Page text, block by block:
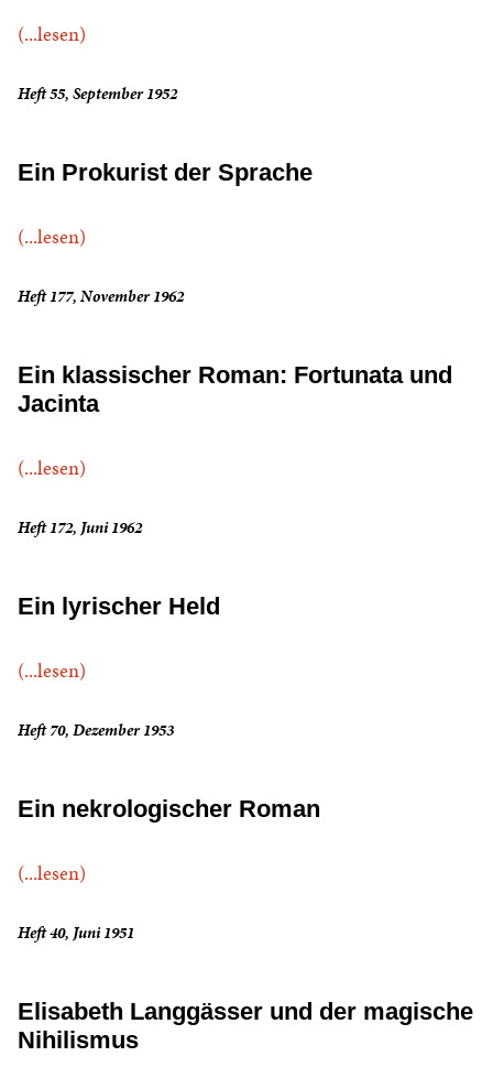
(...lesen)
Heft 55, September 1952
Ein Prokurist der Sprache
(...lesen)
Heft 177, November 1962
Ein klassischer Roman: Fortunata und
Jacinta
(...lesen)
Heft 172, Juni 1962
Ein lyrischer Held
(...lesen)
Heft 70, Dezember 1953
Ein nekrologischer Roman
(...lesen)
Heft 40, Juni 1951
Elisabeth Langgässer und der magische
Nihilismus